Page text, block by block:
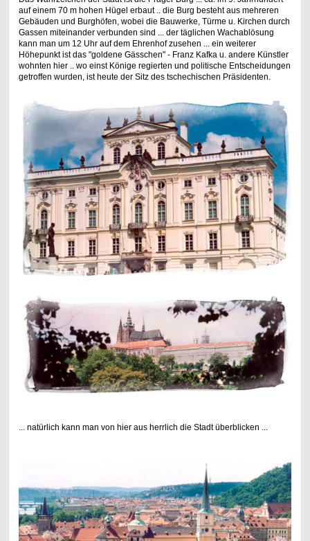
auf einem 70 m hohen Hügel erbaut .. die Burg besteht aus mehreren
Gebäuden und Burghöfen, wobei die Bauwerke, Türme u. Kirchen durch
Gassen miteinander verbunden sind ... der täglichen Wachablösung
kann man um 12 Uhr auf dem Ehrenhof zusehen ... ein weiterer
Höhepunkt ist das "goldene Gässchen" - Franz Kafka u. andere Künstler
wohnten hier .. wo einst Könige regierten und politische Entscheidungen
getroffen wurden, ist heute der Sitz des tschechischen Präsidenten.
... natürlich kann man von hier aus herrlich die Stadt überblicken ...